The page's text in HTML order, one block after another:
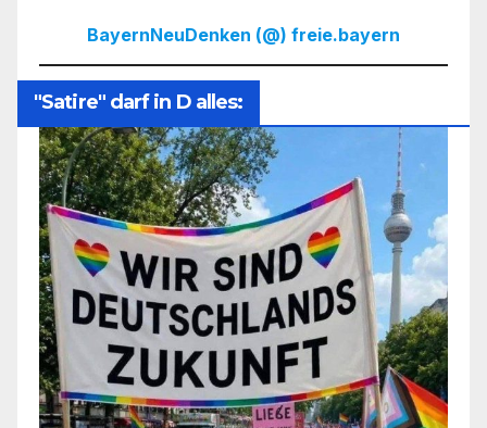
BayernNeuDenken (@) freie.bayern
"Satire" darf in D alles: